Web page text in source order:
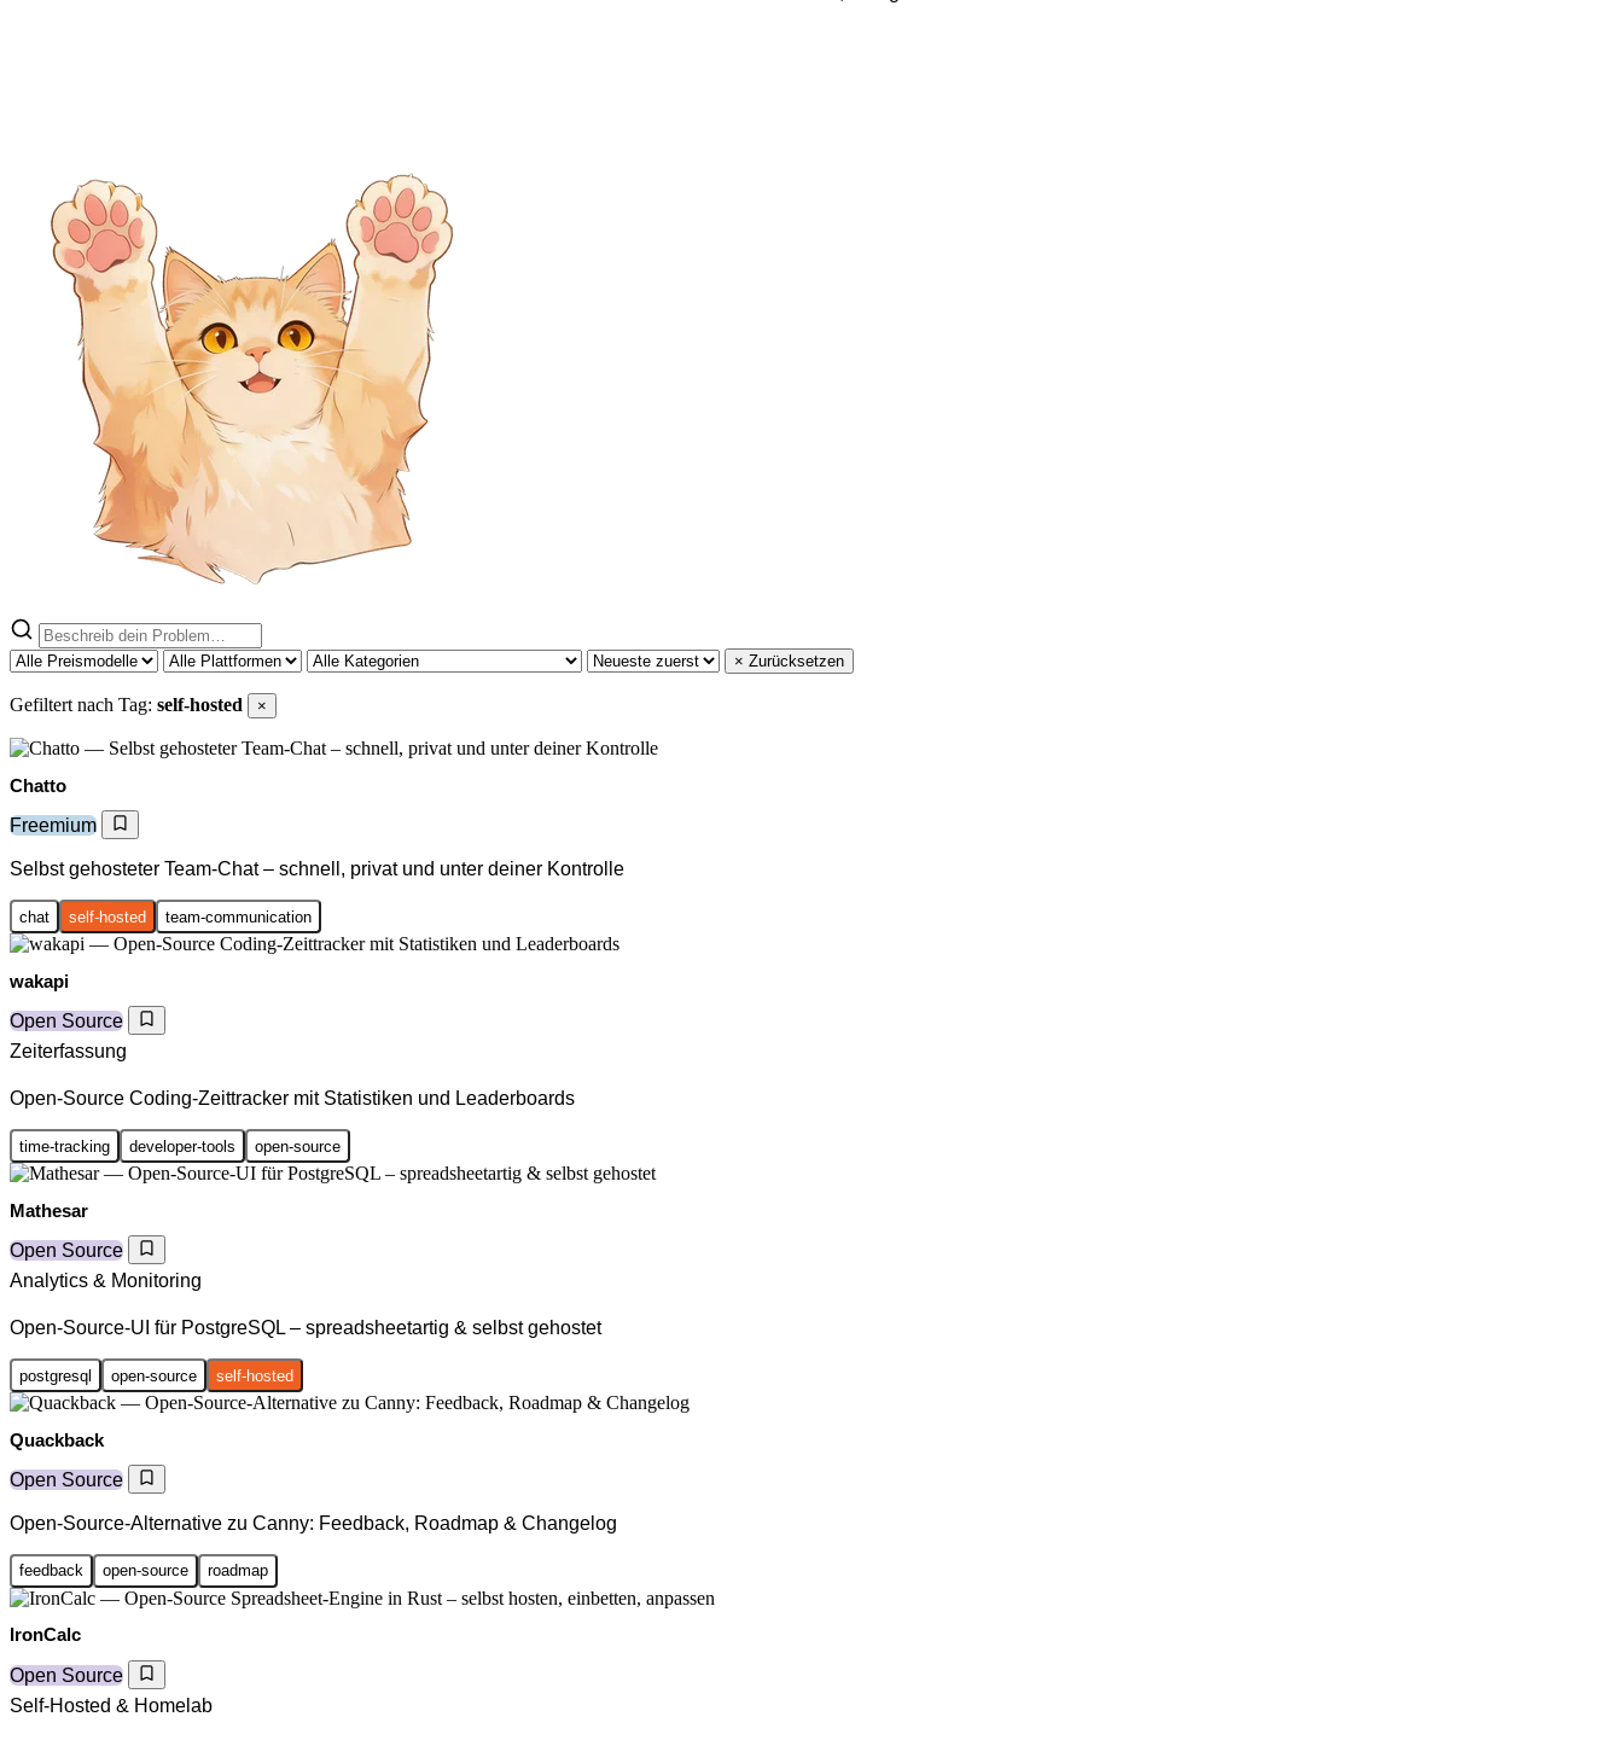
× Zurücksetzen
Gefiltert nach Tag: self-hosted ×
Chatto
Freemium
Selbst gehosteter Team-Chat – schnell, privat und unter deiner Kontrolle
chat self-hosted team-communication
wakapi
Open Source
Zeiterfassung
Open-Source Coding-Zeittracker mit Statistiken und Leaderboards
time-tracking developer-tools open-source
Mathesar
Open Source
Analytics & Monitoring
Open-Source-UI für PostgreSQL – spreadsheetartig & selbst gehostet
postgresql open-source self-hosted
Quackback
Open Source
Open-Source-Alternative zu Canny: Feedback, Roadmap & Changelog
feedback open-source roadmap
IronCalc
Open Source
Self-Hosted & Homelab